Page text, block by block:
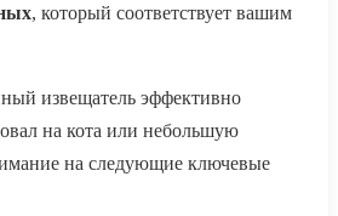
, который соответствует вашим
извещатель эффективно
на кота или небольшую
на следующие ключевые